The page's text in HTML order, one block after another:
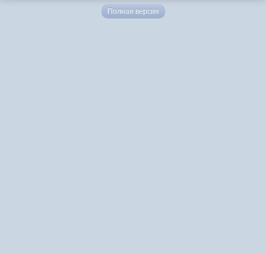
Полная версия